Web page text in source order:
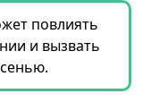
повлиять
и вызвать